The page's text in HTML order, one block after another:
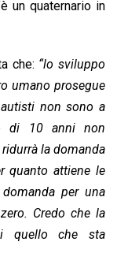
un quaternario in
che: “lo sviluppo
umano prosegue
autisti non sono a
di 10 anni non
la domanda
quanto attiene le
per una
Credo che la
quello che sta